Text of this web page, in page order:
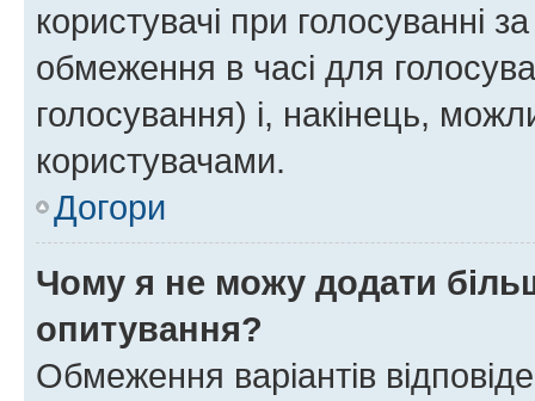
користувачі при голосуванні
обмеження в часі для
голосування) і, накінець,
користувачами.
Догори
Чому я не можу додати
опитування?
Обмеження варіантів